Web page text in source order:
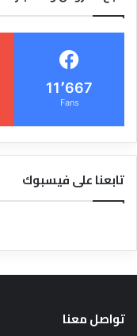
11٬667
Fans
تابعنا على فيسبوك
تواصل معنا